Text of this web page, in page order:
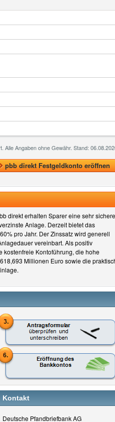
Alle Angaben ohne Gewähr. Stand:
pbb direkt Festgeldkonto eröffnen
direkt erhalten Sparer eine sehr sichere
Anlage. Derzeit bietet das
pro Jahr. Der Zinssatz wird generell
vereinbart. Als positiv
kostenfreie Kontoführung, die hohe
Millionen Euro sowie die
Kontakt
Deutsche Pfandbriefbank AG